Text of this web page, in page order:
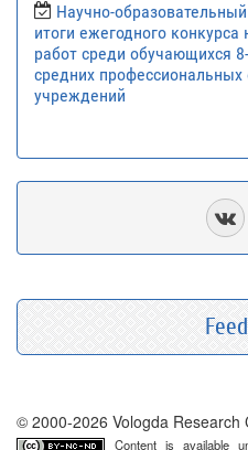
Научно-
итоги ежегодного конкурса
работ среди обучающихся
средних профессиональных
учреждений
© 2000-2026 Vologda Research
Content is available